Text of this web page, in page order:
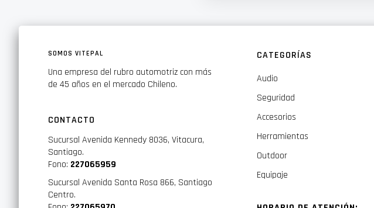
SOMOS VITEPAL
Una empresa del rubro automotriz con más
de 45 años en el mercado Chileno.
CONTACTO
Sucursal Avenida Kennedy 8036, Vitacura,
Santiago.
Fono: 227065959
Sucursal Avenida Santa Rosa 866, Santiago
Centro.
CATEGORÍAS
Audio
Seguridad
Accesorios
Herramientas
Outdoor
Equipaje